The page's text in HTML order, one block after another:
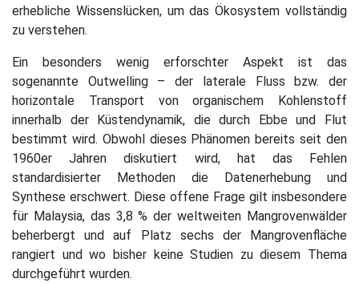
erhebliche Wissenslücken, um das Ökosystem vollständig
zu verstehen.
Ein besonders wenig erforschter Aspekt ist das
sogenannte Outwelling – der laterale Fluss bzw. der
horizontale Transport von organischem Kohlenstoff
innerhalb der Küstendynamik, die durch Ebbe und Flut
bestimmt wird. Obwohl dieses Phänomen bereits seit den
1960er Jahren diskutiert wird, hat das Fehlen
standardisierter Methoden die Datenerhebung und
Synthese erschwert. Diese offene Frage gilt insbesondere
für Malaysia, das 3,8 % der weltweiten Mangrovenwälder
beherbergt und auf Platz sechs der Mangrovenfläche
rangiert und wo bisher keine Studien zu diesem Thema
durchgeführt wurden.